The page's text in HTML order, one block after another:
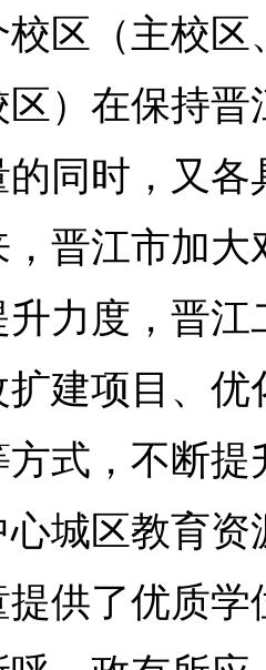
区（主校
区）在保持
同时，又各
，晋江市加
力度，晋
建项目、
方式，不断
城区教育
提供了优质学